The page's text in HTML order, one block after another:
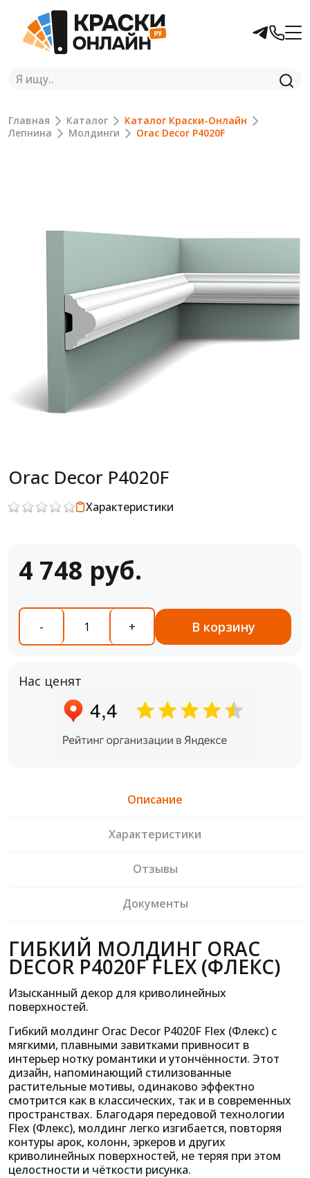
Главная Каталог
Каталог Краски-Онлайн
Лепнина
Молдинги Orac Decor P4020F
Orac Decor P4020F
Характеристики
4 748 руб.
- + В корзину
Нас ценят
Описание
Характеристики
Отзывы
Документы
ГИБКИЙ МОЛДИНГ ORAC
DECOR P4020F FLEX (ФЛЕКС)
Изысканный декор для криволинейных
поверхностей.
Гибкий молдинг Orac Decor P4020F Flex (Флекс) с
мягкими, плавными завитками привносит в
интерьер нотку романтики и утончённости. Этот
дизайн, напоминающий стилизованные
растительные мотивы, одинаково эффектно
смотрится как в классических, так и в современных
пространствах. Благодаря передовой технологии
Flex (Флекс), молдинг легко изгибается, повторяя
контуры арок, колонн, эркеров и других
криволинейных поверхностей, не теряя при этом
целостности и чёткости рисунка.